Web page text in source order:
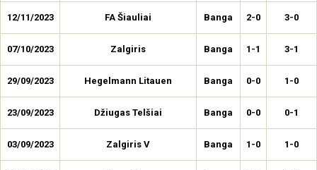
12/11/2023 FA Šiauliai Banga 2-0 3-0
07/10/2023 Zalgiris Banga 1-1 3-1
29/09/2023 Hegelmann Litauen Banga 0-0 1-0
23/09/2023 Džiugas Telšiai Banga 0-0 0-1
03/09/2023 Zalgiris V Banga 1-0 1-0